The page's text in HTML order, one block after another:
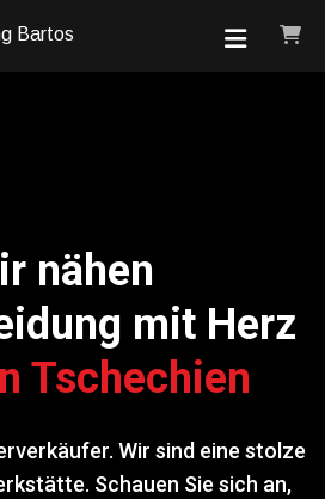
Bartos
nähen
mit Herz
Tschechien
Wir sind eine stolze
Schauen Sie sich an,